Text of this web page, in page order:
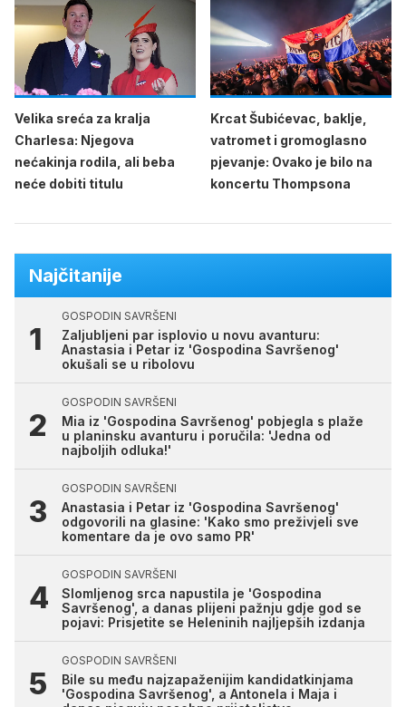
Velika sreća za kralja
Charlesa: Njegova
nećakinja rodila, ali beba
neće dobiti titulu
Krcat Šubićevac, baklje,
vatromet i gromoglasno
pjevanje: Ovako je bilo na
koncertu Thompsona
Najčitanije
GOSPODIN SAVRŠENI
Zaljubljeni par isplovio u novu avanturu:
Anastasia i Petar iz 'Gospodina Savršenog'
okušali se u ribolovu
GOSPODIN SAVRŠENI
Mia iz 'Gospodina Savršenog' pobjegla s plaže
u planinsku avanturu i poručila: 'Jedna od
najboljih odluka!'
GOSPODIN SAVRŠENI
Anastasia i Petar iz 'Gospodina Savršenog'
odgovorili na glasine: 'Kako smo preživjeli sve
komentare da je ovo samo PR'
GOSPODIN SAVRŠENI
Slomljenog srca napustila je 'Gospodina
Savršenog', a danas plijeni pažnju gdje god se
pojavi: Prisjetite se Heleninih najljepših izdanja
GOSPODIN SAVRŠENI
Bile su među najzapaženijim kandidatkinjama
'Gospodina Savršenog', a Antonela i Maja i